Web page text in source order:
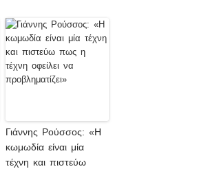
Γιάννης Ρούσσος: «Η
κωμωδία είναι μία
τέχνη και πιστεύω